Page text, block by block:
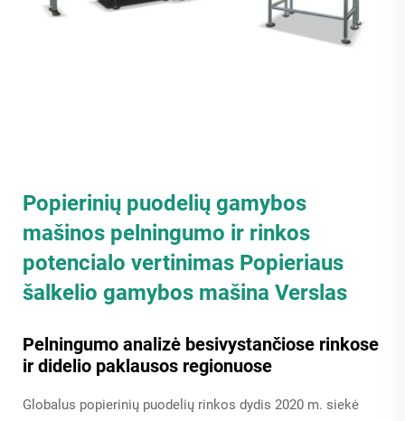
Popierinių puodelių gamybos
mašinos pelningumo ir rinkos
potencialo vertinimas Popieriaus
šalkelio gamybos mašina Verslas
Pelningumo analizė besivystančiose rinkose
ir didelio paklausos regionuose
Globalus popierinių puodelių rinkos dydis 2020 m. siekė